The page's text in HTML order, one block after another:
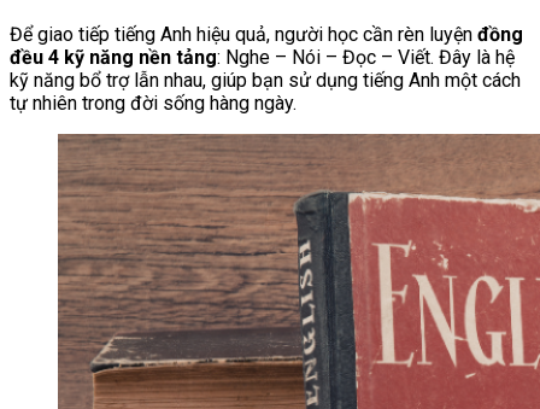
Để giao tiếp tiếng Anh hiệu quả, người học cần rèn luyện đồng
đều 4 kỹ năng nền tảng: Nghe – Nói – Đọc – Viết. Đây là hệ
kỹ năng bổ trợ lẫn nhau, giúp bạn sử dụng tiếng Anh một cách
tự nhiên trong đời sống hàng ngày.